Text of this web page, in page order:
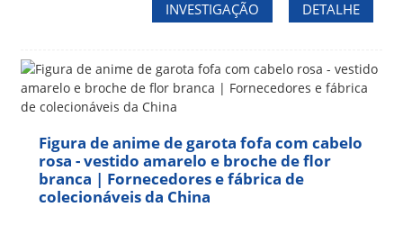
INVESTIGAÇÃO DETALHE
Figura de anime de garota fofa com cabelo
rosa - vestido amarelo e broche de flor
branca | Fornecedores e fábrica de
colecionáveis ​​da China